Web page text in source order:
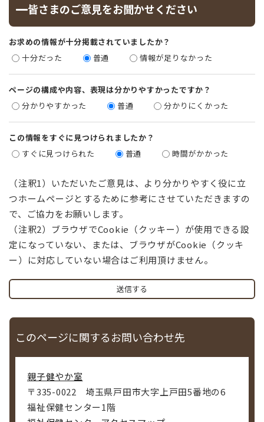
皆さまのご意見をお聞かせください
お求めの情報が十分掲載されていましたか？
十分だった
普通 情報が足りなかった
ページの構成や内容、表現は分かりやすかったですか？
分かりやすかった
普通 分かりにくかった
この情報をすぐに見つけられましたか？
すぐに見つけられた
普通 時間がかかった
（注釈1）いただいたご意見は、より分かりやすく役に立
つホームページとするために参考にさせていただきますの
で、ご協力をお願いします。
（注釈2）ブラウザでCookie（クッキー）が使用できる設
定になっていない、または、ブラウザがCookie（クッキ
ー）に対応していない場合はご利用頂けません。
このページに関するお問い合わせ先
親子健やか室
〒335-0022
埼玉県戸田市大字上戸田5番地の6
福祉保健センター1階